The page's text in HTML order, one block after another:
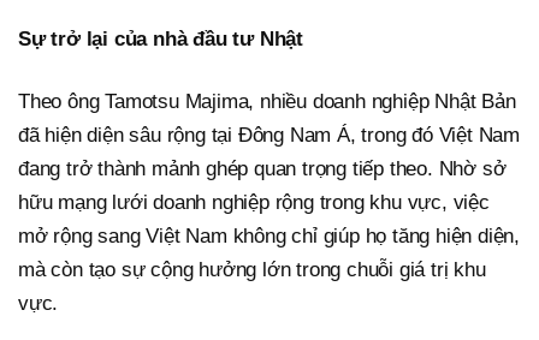
Sự trở lại của nhà đầu tư Nhật
Theo ông Tamotsu Majima, nhiều doanh nghiệp Nhật Bản
đã hiện diện sâu rộng tại Đông Nam Á, trong đó Việt Nam
đang trở thành mảnh ghép quan trọng tiếp theo. Nhờ sở
hữu mạng lưới doanh nghiệp rộng trong khu vực, việc
mở rộng sang Việt Nam không chỉ giúp họ tăng hiện diện,
mà còn tạo sự cộng hưởng lớn trong chuỗi giá trị khu
vực.